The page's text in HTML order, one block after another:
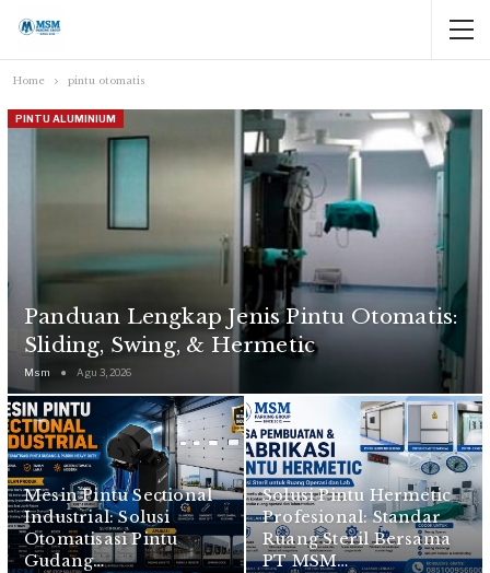
Home pintu otomatis
PINTU ALUMINIUM
Panduan Lengkap Jenis Pintu Otomatis:
Sliding, Swing, & Hermetic
Msm Agu 3, 2026
Mesin Pintu Sectional
Industrial: Solusi
Otomatisasi Pintu
Gudang…
Solusi Pintu Hermetic
Profesional: Standar
Ruang Steril Bersama
PT MSM…